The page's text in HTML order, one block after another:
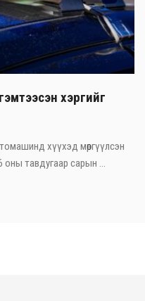
хэргийг
хүүхэд мөргүүлсэн
оны тавдугаар сарын ...